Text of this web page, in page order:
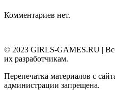
Комментариев нет.
© 2023 GIRLS-GAMES.RU |
их разработчикам.
Перепечатка материалов с
администрации запрещена.